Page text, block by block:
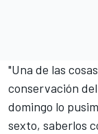
"Una de las
conservación
domingo lo
sexto, saberlos